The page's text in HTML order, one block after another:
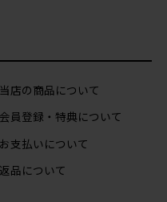
当店の商品について
会員登録・特典について
お支払いについて
返品について